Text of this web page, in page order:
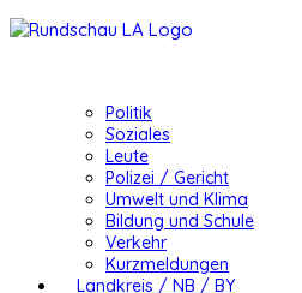
Politik
Soziales
Leute
Polizei / Gericht
Umwelt und Klima
Bildung und Schule
Verkehr
Kurzmeldungen
Landkreis / NB / BY